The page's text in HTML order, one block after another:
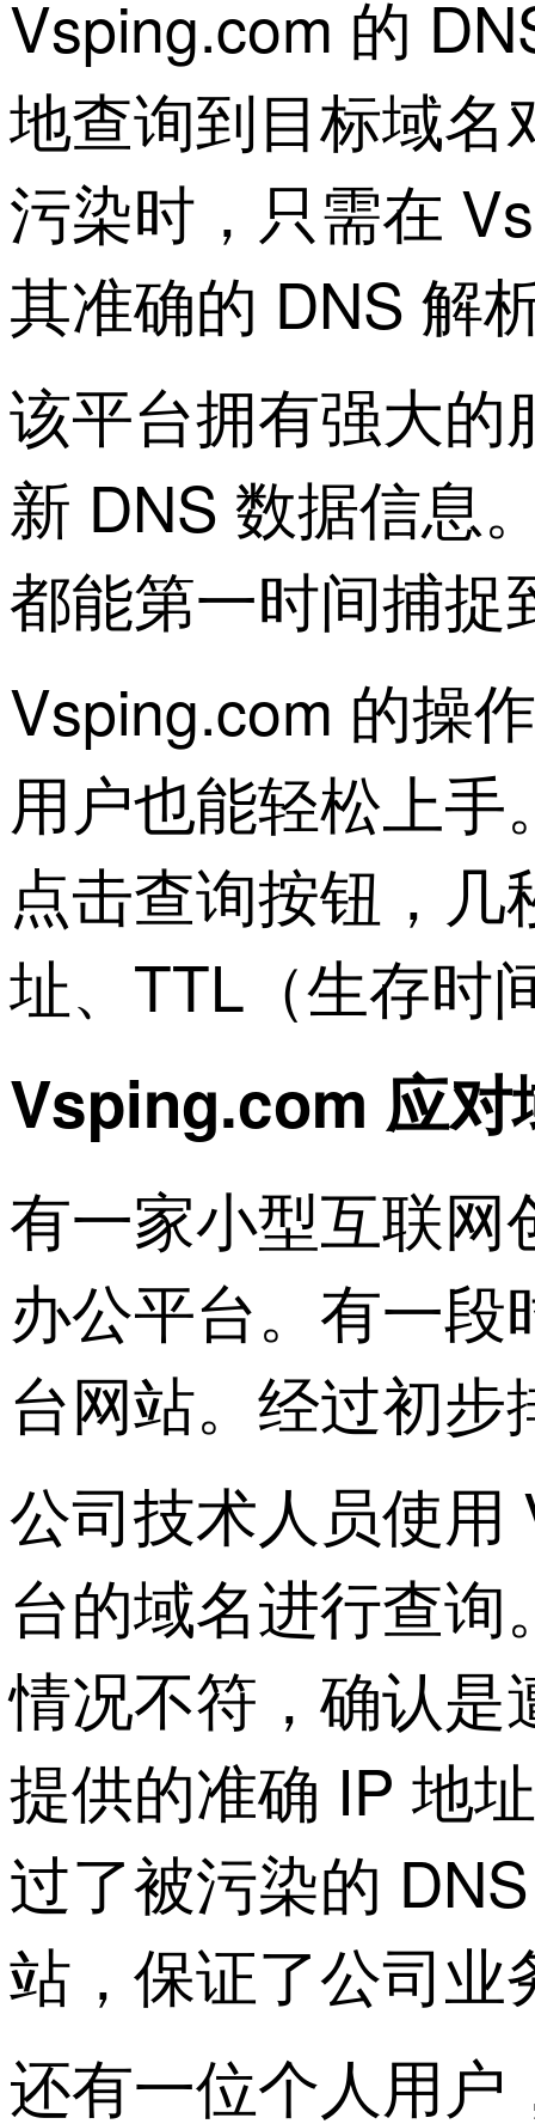
Vsping.com 的
地查询到目标域名
污染时，只需在
其准确的 DNS 解
该平台拥有强大
新 DNS 数据信息
都能第一时间捕
Vsping.com 的操
用户也能轻松上
点击查询按钮，
址、TTL（生存时
Vsping.com 应对
有一家小型互联
办公平台。有一
台网站。经过初
公司技术人员使用
台的域名进行查
情况不符，确认是
提供的准确 IP 地
过了被污染的
站，保证了公司业
还有一位个人用